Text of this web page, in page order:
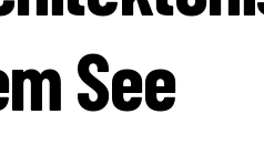
See